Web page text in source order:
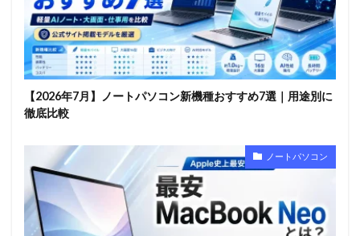
【2026年7月】ノートパソコン新機種おすすめ7選｜用途別に
徹底比較
ノートパソコン